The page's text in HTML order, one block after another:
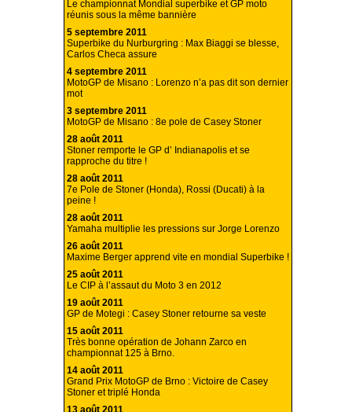
Le championnat Mondial superbike et GP moto
réunis sous la même bannière
5 septembre 2011
Superbike du Nurburgring : Max Biaggi se blesse,
Carlos Checa assure
4 septembre 2011
MotoGP de Misano : Lorenzo n’a pas dit son dernier
mot
3 septembre 2011
MotoGP de Misano : 8e pole de Casey Stoner
28 août 2011
Stoner remporte le GP d’ Indianapolis et se
rapproche du titre !
28 août 2011
7e Pole de Stoner (Honda), Rossi (Ducati) à la
peine !
28 août 2011
Yamaha multiplie les pressions sur Jorge Lorenzo
26 août 2011
Maxime Berger apprend vite en mondial Superbike !
25 août 2011
Le CIP à l’assaut du Moto 3 en 2012
19 août 2011
GP de Motegi : Casey Stoner retourne sa veste
15 août 2011
Très bonne opération de Johann Zarco en
championnat 125 à Brno.
14 août 2011
Grand Prix MotoGP de Brno : Victoire de Casey
Stoner et triplé Honda
13 août 2011